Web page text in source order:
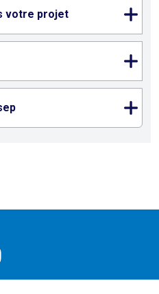
votre projet